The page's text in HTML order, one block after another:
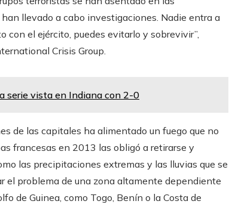
llevado a cabo investigaciones. Nadie entra a
con el ejército, puedes evitarlo y sobrevivir”,
Crisis Group.
serie vista en Indiana con 2-0
de las capitales ha alimentado un fuego que no
francesas en 2013 las obligó a retirarse y
las precipitaciones extremas y las lluvias que se
el problema de una zona altamente dependiente
de Guinea, como Togo, Benín o la Costa de